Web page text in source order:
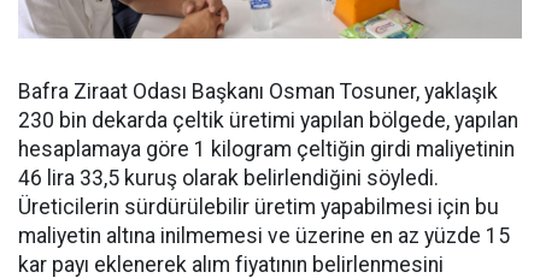
Bafra Ziraat Odası Başkanı Osman Tosuner, yaklaşık
230 bin dekarda çeltik üretimi yapılan bölgede, yapılan
hesaplamaya göre 1 kilogram çeltiğin girdi maliyetinin
46 lira 33,5 kuruş olarak belirlendiğini söyledi.
Üreticilerin sürdürülebilir üretim yapabilmesi için bu
maliyetin altına inilmemesi ve üzerine en az yüzde 15
kar payı eklenerek alım fiyatının belirlenmesini